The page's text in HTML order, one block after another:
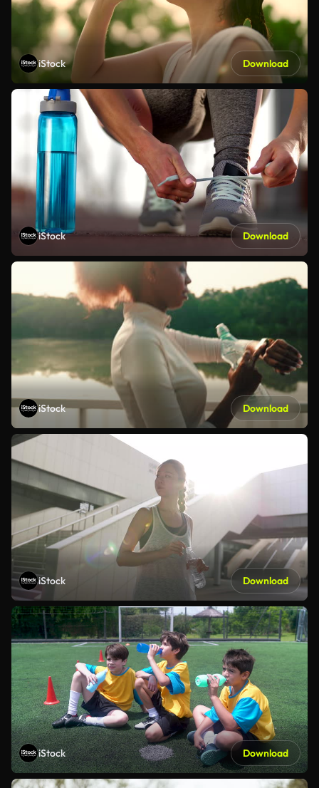
iStock Download
iStock Download
iStock Download
iStock Download
iStock Download